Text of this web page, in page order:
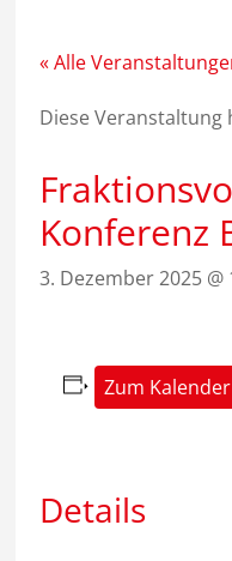
springen
« Alle
Diese
Konferenz
3. Dezember 2025 @
Zum
Details